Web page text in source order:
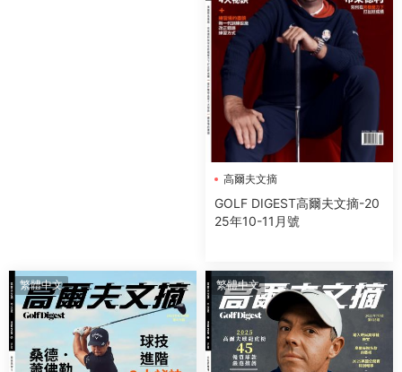
高爾夫文摘
GOLF DIGEST高爾夫文摘-20
25年10-11月號
繁體中文 繁體中文